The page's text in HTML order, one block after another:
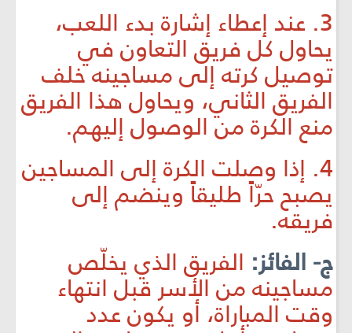
3. عند إعطاء إشارة بدء اللعب،
يحاول كل فريق التعاون في
توصيل كرته إلى مساجينه خلف
الفريق الثاني، ويحاول هذا الفريق
منع الكرة من الوصول إليهم.
4. إذا وصلت الكرة إلى المساجين
يصبح حرّاً طليقاً وينضم إلى
فريقه.
ج- الفائز: الفريق الذي يخلّص
مساجينه من الأسر قبل انتهاء
وقت المباراة، أو يكون عدد